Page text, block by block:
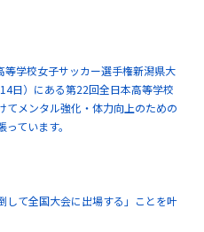
学校女子サッカー選手権新潟県大
日）にある第22回全日本高等学校
てメンタル強化・体力向上のための
ています。
して全国大会に出場する」ことを叶